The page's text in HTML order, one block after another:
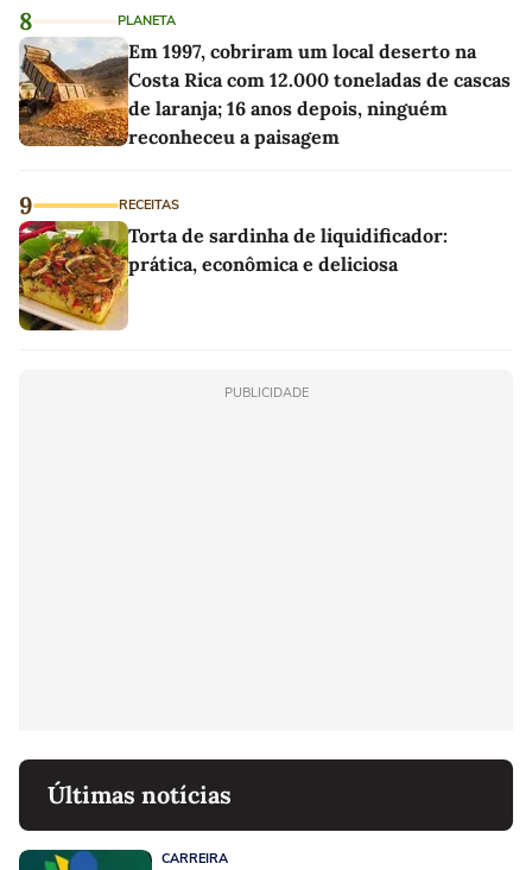
8 PLANETA
Em 1997, cobriram um local deserto na
Costa Rica com 12.000 toneladas de cascas
de laranja; 16 anos depois, ninguém
reconheceu a paisagem
9 RECEITAS
Torta de sardinha de liquidificador:
prática, econômica e deliciosa
PUBLICIDADE
Últimas notícias
CARREIRA